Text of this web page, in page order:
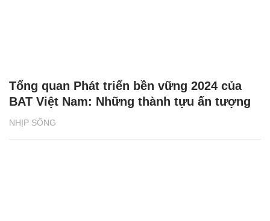
NHỊP SỐNG
Tổng quan Phát triển bền vững 2024 của
BAT Việt Nam: Những thành tựu ấn tượng